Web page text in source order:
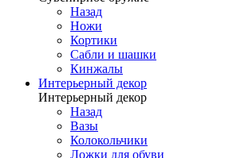
Назад
Ножи
Кортики
Сабли и шашки
Кинжалы
Интерьерный декор
Интерьерный декор
Назад
Вазы
Колокольчики
Ложки для обуви